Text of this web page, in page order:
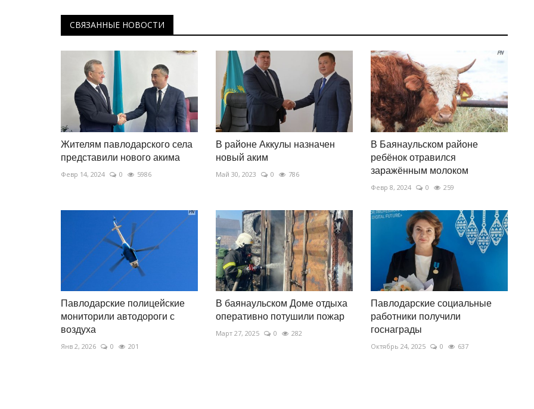
СВЯЗАННЫЕ НОВОСТИ
Жителям павлодарского села
представили нового акима
Февр 14, 2024 0 5986
В районе Аккулы назначен
новый аким
Май 30, 2023 0 786
В Баянаульском районе
ребёнок отравился
заражённым молоком
Февр 8, 2024 0 259
Павлодарские полицейские
мониторили автодороги с
воздуха
Янв 2, 2026 0 201
В баянаульском Доме отдыха
оперативно потушили пожар
Март 27, 2025 0 282
Павлодарские социальные
работники получили
госнаграды
Октябрь 24, 2025 0 637